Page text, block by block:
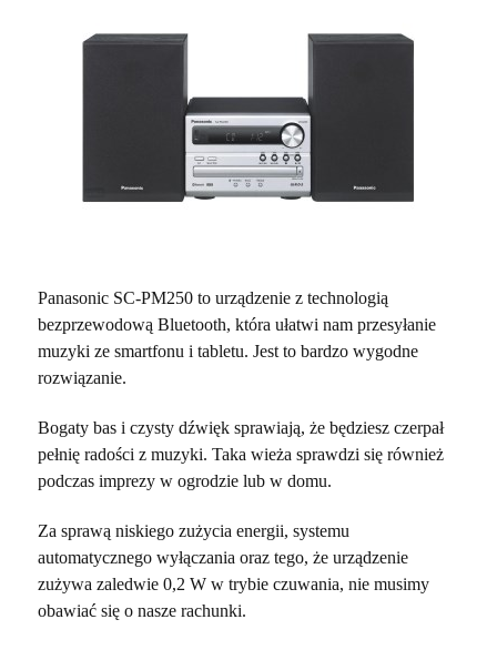
Panasonic SC-PM250 to urządzenie z technologią
bezprzewodową Bluetooth, która ułatwi nam przesyłanie
muzyki ze smartfonu i tabletu. Jest to bardzo wygodne
rozwiązanie.
Bogaty bas i czysty dźwięk sprawiają, że będziesz czerpał
pełnię radości z muzyki. Taka wieża sprawdzi się również
podczas imprezy w ogrodzie lub w domu.
Za sprawą niskiego zużycia energii, systemu
automatycznego wyłączania oraz tego, że urządzenie
zużywa zaledwie 0,2 W w trybie czuwania, nie musimy
obawiać się o nasze rachunki.